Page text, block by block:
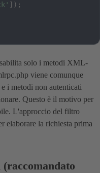
] ) ;
solo i metodi XML-
viene comunque
i metodi non autenticati
Questo è il motivo per
L'approccio del filtro
elaborare la richiesta prima